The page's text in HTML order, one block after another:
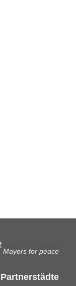
Mayors for peace
Partnerstädte